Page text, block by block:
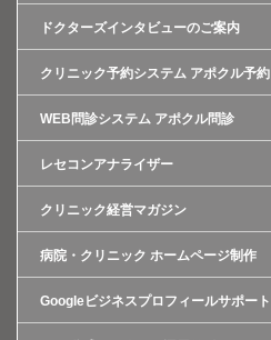
ドクターズインタビューのご案内
クリニック予約システム アポクル予約
WEB問診システム アポクル問診
レセコンアナライザー
クリニック経営マガジン
病院・クリニック ホームページ制作
Googleビジネスプロフィールサポート